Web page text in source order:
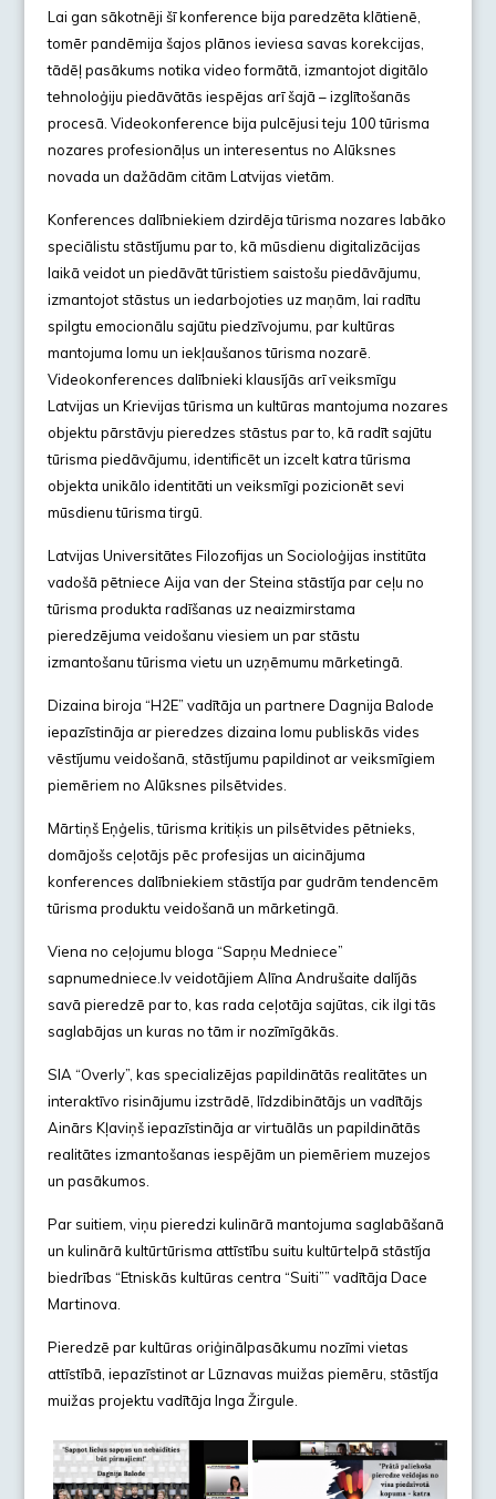
Lai gan sākotnēji šī konference bija paredzēta klātienē,
tomēr pandēmija šajos plānos ieviesa savas korekcijas,
tādēļ pasākums notika video formātā, izmantojot digitālo
tehnoloģiju piedāvātās iespējas arī šajā – izglītošanās
procesā. Videokonference bija pulcējusi teju 100 tūrisma
nozares profesionāļus un interesentus no Alūksnes
novada un dažādām citām Latvijas vietām.
Konferences dalībniekiem dzirdēja tūrisma nozares labāko
speciālistu stāstījumu par to, kā mūsdienu digitalizācijas
laikā veidot un piedāvāt tūristiem saistošu piedāvājumu,
izmantojot stāstus un iedarbojoties uz maņām, lai radītu
spilgtu emocionālu sajūtu piedzīvojumu, par kultūras
mantojuma lomu un iekļaušanos tūrisma nozarē.
Videokonferences dalībnieki klausījās arī veiksmīgu
Latvijas un Krievijas tūrisma un kultūras mantojuma nozares
objektu pārstāvju pieredzes stāstus par to, kā radīt sajūtu
tūrisma piedāvājumu, identificēt un izcelt katra tūrisma
objekta unikālo identitāti un veiksmīgi pozicionēt sevi
mūsdienu tūrisma tirgū.
Latvijas Universitātes Filozofijas un Socioloģijas institūta
vadošā pētniece Aija van der Steina stāstīja par ceļu no
tūrisma produkta radīšanas uz neaizmirstama
pieredzējuma veidošanu viesiem un par stāstu
izmantošanu tūrisma vietu un uzņēmumu mārketingā.
Dizaina biroja “H2E” vadītāja un partnere Dagnija Balode
iepazīstināja ar pieredzes dizaina lomu publiskās vides
vēstījumu veidošanā, stāstījumu papildinot ar veiksmīgiem
piemēriem no Alūksnes pilsētvides.
Mārtiņš Eņģelis, tūrisma kritiķis un pilsētvides pētnieks,
domājošs ceļotājs pēc profesijas un aicinājuma
konferences dalībniekiem stāstīja par gudrām tendencēm
tūrisma produktu veidošanā un mārketingā.
Viena no ceļojumu bloga “Sapņu Medniece”
sapnumedniece.lv veidotājiem Alīna Andrušaite dalījās
savā pieredzē par to, kas rada ceļotāja sajūtas, cik ilgi tās
saglabājas un kuras no tām ir nozīmīgākās.
SIA “Overly”, kas specializējas papildinātās realitātes un
interaktīvo risinājumu izstrādē, līdzdibinātājs un vadītājs
Ainārs Kļaviņš iepazīstināja ar virtuālās un papildinātās
realitātes izmantošanas iespējām un piemēriem muzejos
un pasākumos.
Par suitiem, viņu pieredzi kulinārā mantojuma saglabāšanā
un kulinārā kultūrtūrisma attīstību suitu kultūrtelpā stāstīja
biedrības “Etniskās kultūras centra “Suiti”” vadītāja Dace
Martinova.
Pieredzē par kultūras oriģinālpasākumu nozīmi vietas
attīstībā, iepazīstinot ar Lūznavas muižas piemēru, stāstīja
muižas projektu vadītāja Inga Žirgule.